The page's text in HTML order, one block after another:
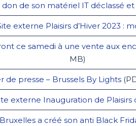
don de son matériel IT déclassé
externe Plaisirs d’Hiver 2023 :
ce samedi à une vente aux
MB)
de presse – Brussels By Lights
externe Inauguration de Plaisirs
a créé son anti Black